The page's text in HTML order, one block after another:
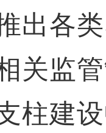
出各
关监
柱建